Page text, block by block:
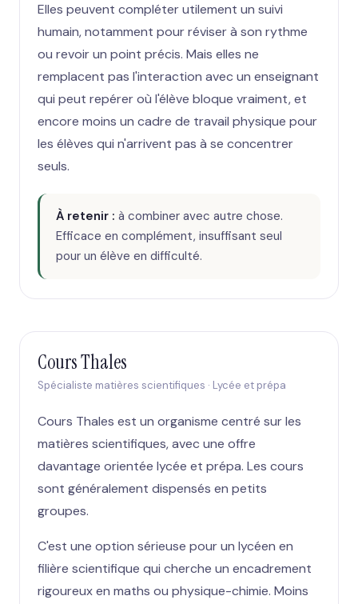
Elles peuvent compléter utilement un suivi
humain, notamment pour réviser à son rythme
ou revoir un point précis. Mais elles ne
remplacent pas l'interaction avec un enseignant
qui peut repérer où l'élève bloque vraiment, et
encore moins un cadre de travail physique pour
les élèves qui n'arrivent pas à se concentrer
seuls.
À retenir : à combiner avec autre chose.
Efficace en complément, insuffisant seul
pour un élève en difficulté.
Cours Thales
Spécialiste matières scientifiques · Lycée et prépa
Cours Thales est un organisme centré sur les
matières scientifiques, avec une offre
davantage orientée lycée et prépa. Les cours
sont généralement dispensés en petits
groupes.
C'est une option sérieuse pour un lycéen en
filière scientifique qui cherche un encadrement
rigoureux en maths ou physique-chimie. Moins